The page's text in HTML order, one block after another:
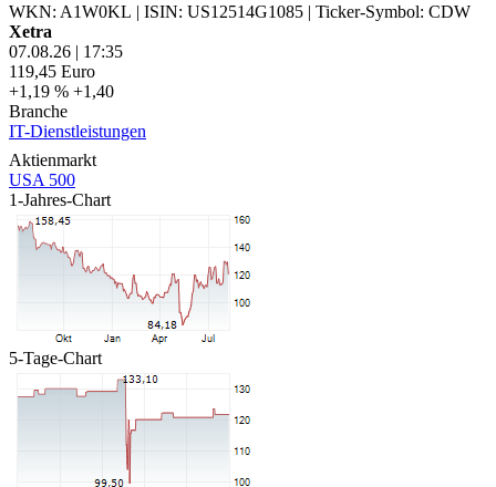
WKN: A1W0KL | ISIN: US12514G1085 | Ticker-Symbol: CDW
Xetra
07.08.26 | 17:35
119,45 Euro
+1,19 % +1,40
Branche
IT-Dienstleistungen
Aktienmarkt
USA 500
1-Jahres-Chart
5-Tage-Chart